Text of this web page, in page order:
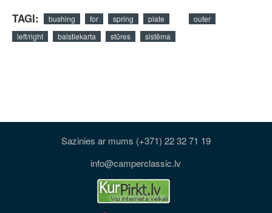
TAGI: bushing for spring plate
outer
left/right
balstiekarta stūres sistēma
Sazinies ar mums (+371) 22 32 71 19
info@camperclassic.lv